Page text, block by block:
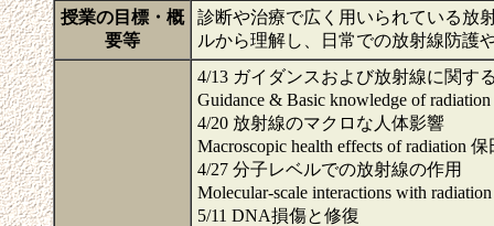
授業の目標・概
要等
診断や治療で広く用いられている放
ルから理解し、日常での放射線防護
4/13 ガイダンスおよび放射線に関す
Guidance & Basic knowledge of
4/20 放射線のマクロな人体影響
Macroscopic health effects of radiation
4/27 分子レベルでの放射線の作用
Molecular-scale interactions with
5/11 DNA損傷と修復